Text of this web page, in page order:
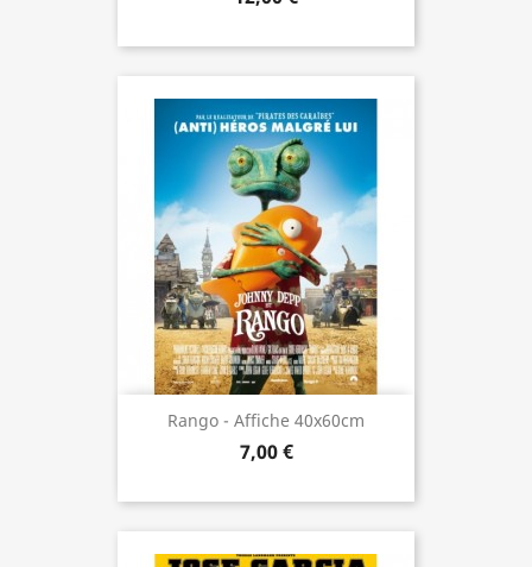
Rango - Affiche 40x60cm
7,00 €